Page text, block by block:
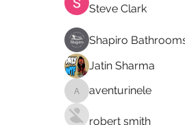
Steve Clark
Shapiro
Jatin Sharma
aventurinele
aventurinele
robert smith